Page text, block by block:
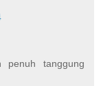
penuh tanggung